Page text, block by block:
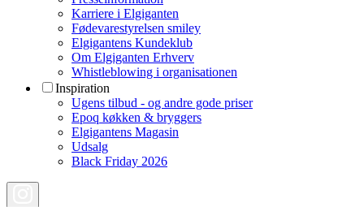
Karriere i Elgiganten
Fødevarestyrelsen smiley
Elgigantens Kundeklub
Om Elgiganten Erhverv
Whistleblowing i organisationen
Inspiration
Ugens tilbud - og andre gode priser
Epoq køkken & bryggers
Elgigantens Magasin
Udsalg
Black Friday 2026